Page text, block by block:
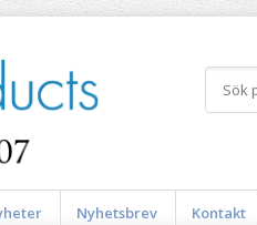
Nyhetsbrev Kontakt